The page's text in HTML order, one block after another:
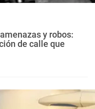
y robos:
de calle que